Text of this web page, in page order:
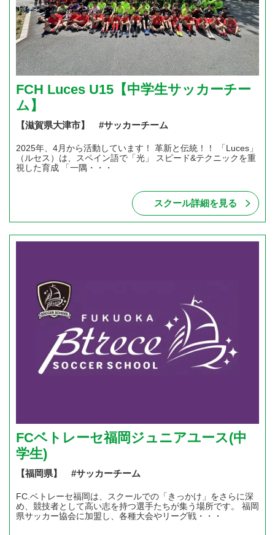
FCH Luces U15【中学生サッカーチー
ム】
【滋賀県大津市】 #サッカーチーム
2025年、4月から活動しています！ 革新と伝統！！ 「Luces」
（ルセス）は、スペイン語で「光」 スピード&テクニックを重
視した育成 「一隅・・・
スクール詳細を見る
FCベトレーセ福岡ジュニアユース(中
学生)
【福岡県】 #サッカーチーム
FC.ベトレーセ福岡は、スクールでの「きっかけ」をさらに深
め、競技者として高い志を持つ選手たちが集う場所です。 福岡
県サッカー協会に加盟し、各種大会やリーグ戦・・・